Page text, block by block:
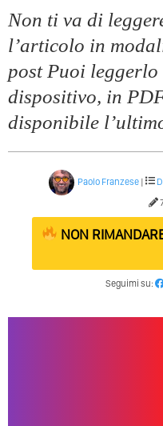
Non ti va di
l’articolo in
post Puoi
dispositivo, in
disponibile
Paolo Franzese|
NON
Seguimi su: